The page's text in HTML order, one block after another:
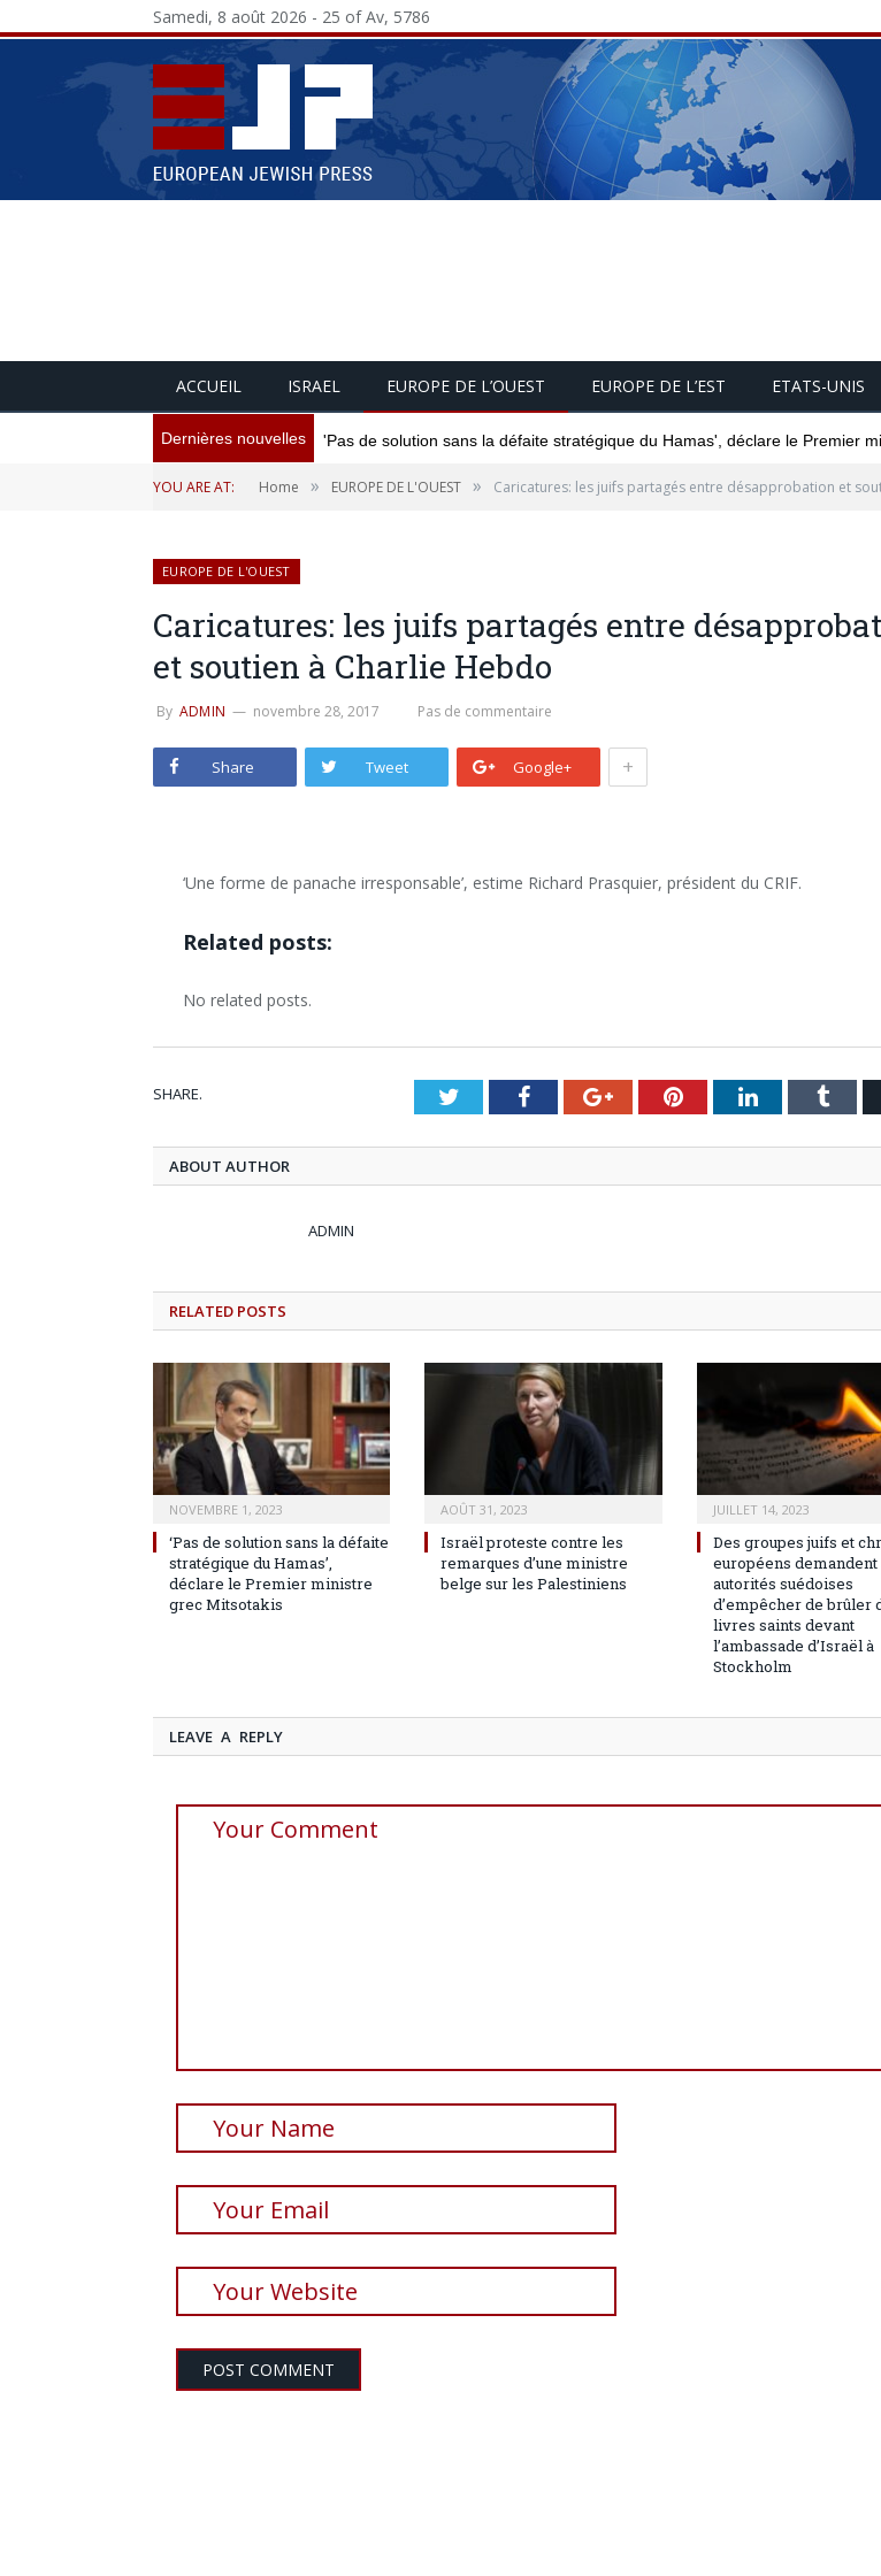
Samedi, 8 août 2026 - 25 of Av, 5786
ACCUEIL ISRAEL EUROPE DE L’OUEST EUROPE DE L’EST ETATS-UNIS
Dernières nouvelles 'Pas de solution sans la défaite stratégique du Hamas', déclare le Premier
YOU ARE AT: Home » EUROPE DE L'OUEST » Caricatures: les juifs partagés entre désapprobation et
EUROPE DE L'OUEST
Caricatures: les juifs partagés entre
et soutien à Charlie Hebdo
By ADMIN novembre 28, 2017 Pas de commentaire
Share Tweet Google+ +
‘Une forme de panache irresponsable’, estime Richard Prasquier, président du CRIF.
Related posts:
No related posts.
SHARE. TwitterFacebookGoogle+PinterestLinkedIn
ABOUT AUTHOR
ADMIN
RELATED POSTS
NOVEMBRE 1, 2023
‘Pas de solution sans la défaite
stratégique du Hamas’,
déclare le Premier ministre
grec Mitsotakis
AOÛT 31, 2023
Israël proteste contre les
remarques d’une ministre
belge sur les Palestiniens
JUILLET 14, 2023
Des groupes juifs et
européens demandent
autorités suédoises
d’empêcher de brûler
livres saints devant
l’ambassade d’Israël à
Stockholm
LEAVE A REPLY